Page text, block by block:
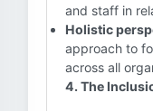
and staff in
Holistic
approach to
across all
4. The